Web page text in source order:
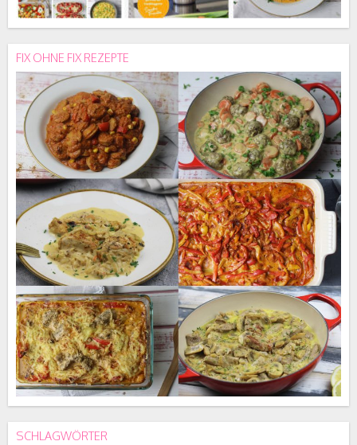
FIX OHNE FIX REZEPTE
SCHLAGWÖRTER